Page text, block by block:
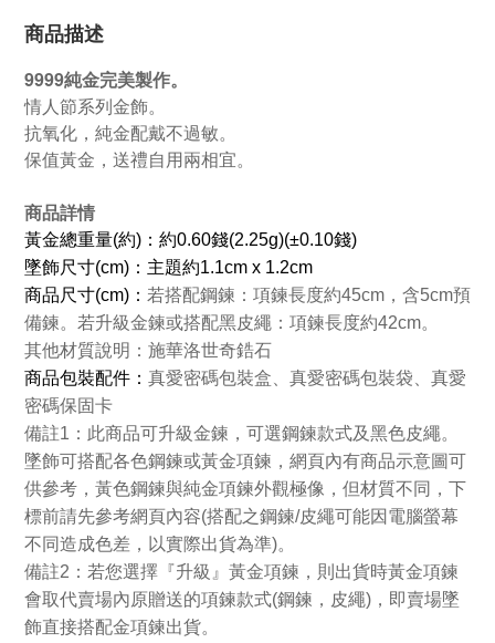
商品描述
9999純金完美製作。
情人節系列金飾。
抗氧化，純金配戴不過敏。
保值黃金，送禮自用兩相宜。
商品詳情
黃金總重量(約)：約0.60錢(2.25g)(±0.10錢)
墜飾尺寸(cm)：主題約1.1cm x 1.2cm
商品尺寸(cm)： 若搭配鋼鍊：項鍊長度約45cm，含5cm預
備鍊。若升級金鍊或搭配黑皮繩：項鍊長度約42cm。
其他材質說明：施華洛世奇鋯石
商品包裝配件： 真愛密碼包裝盒、真愛密碼包裝袋、真愛
密碼保固卡
備註1：此商品可升級金鍊，可選鋼鍊款式及黑色皮繩。
墜飾可搭配各色鋼鍊或黃金項鍊，網頁內有商品示意圖可
供參考，黃色鋼鍊與純金項鍊外觀極像，但材質不同，下
標前請先參考網頁內容(搭配之鋼鍊/皮繩可能因電腦螢幕
不同造成色差，以實際出貨為準)。
備註2：若您選擇『升級』黃金項鍊，則出貨時黃金項鍊
會取代賣場內原贈送的項鍊款式(鋼鍊，皮繩)，即賣場墜
飾直接搭配金項鍊出貨。